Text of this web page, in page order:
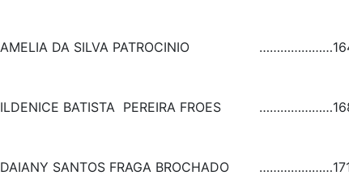
AMELIA DA SILVA PATROCINIO …………………
ILDENICE BATISTA PEREIRA FROES …………………
DAIANY SANTOS FRAGA BROCHADO …………………